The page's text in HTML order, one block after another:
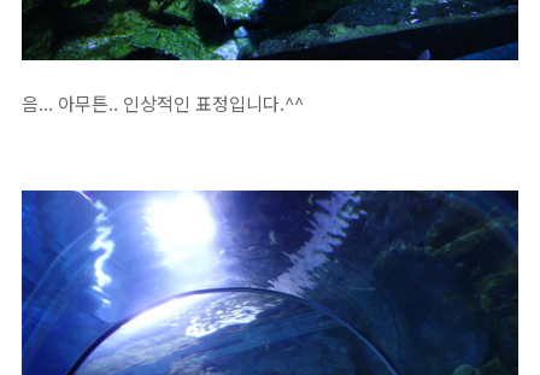
음... 아무튼.. 인상적인 표정입니다.^^